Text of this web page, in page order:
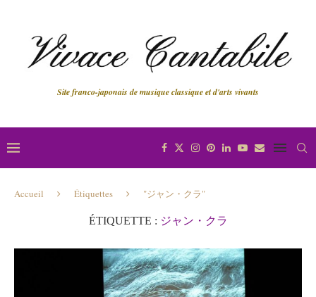
Site franco-japonais de musique classique et d'arts vivants
Accueil Étiquettes "ジャン・クラ"
ÉTIQUETTE : ジャン・クラ